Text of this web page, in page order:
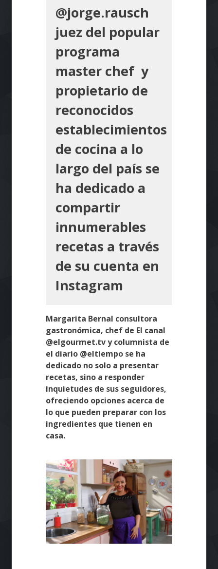
@jorge.rausch
juez del popular
programa
master chef y
propietario de
reconocidos
establecimientos
de cocina a lo
largo del país se
ha dedicado a
compartir
innumerables
recetas a través
de su cuenta en
Instagram
Margarita Bernal consultora
gastronómica, chef de El canal
@elgourmet.tv y columnista de
el diario @eltiempo se ha
dedicado no solo a presentar
recetas, sino a responder
inquietudes de sus seguidores,
ofreciendo opciones acerca de
lo que pueden preparar con los
ingredientes que tienen en
casa.